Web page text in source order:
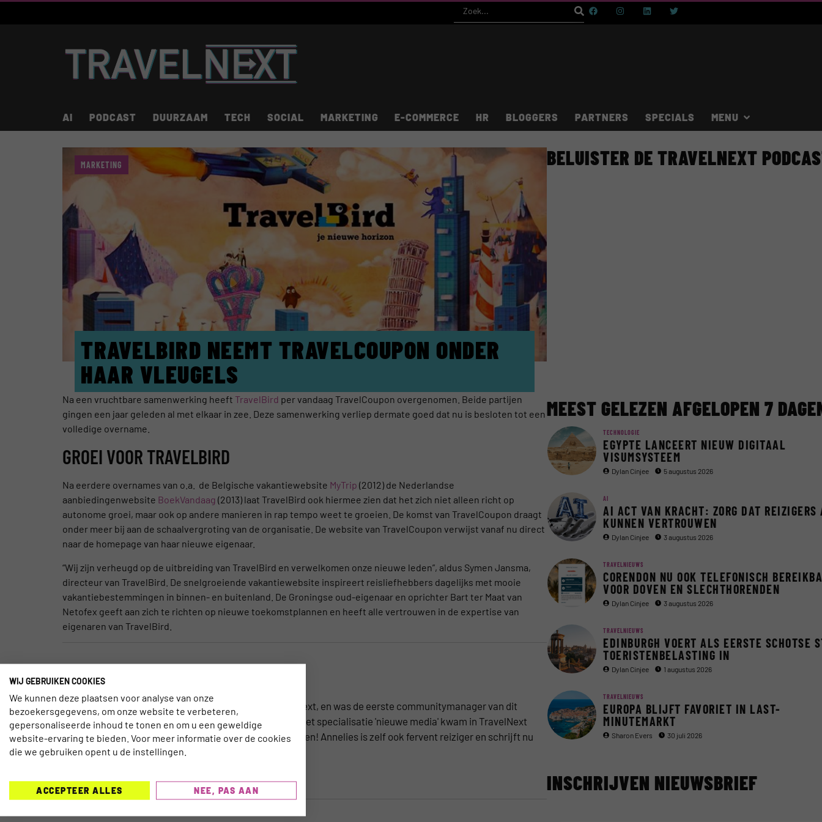
AI PODCAST DUURZAAM TECH SOCIAL MARKETING E-COMMERCE HR BLOGGERS PARTNERS SPECIALS
TRAVELBIRD NEEMT TRAVELCOUPON ONDER
HAAR VLEUGELS
MARKETING
Na een vruchtbare samenwerking heeft TravelBird per vandaag TravelCoupon overgenomen. Beide partijen
gingen een jaar geleden al met elkaar in zee. Deze samenwerking verliep dermate goed dat nu is besloten tot een
volledige overname.
GROEI VOOR TRAVELBIRD
Na eerdere overnames van o.a. de Belgische vakantiewebsite MyTrip (2012) de Nederlandse
aanbiedingenwebsite BoekVandaag (2013) laat TravelBird ook hiermee zien dat het zich niet alleen richt op
autonome groei, maar ook op andere manieren in rap tempo weet te groeien. De komst van TravelCoupon draagt
onder meer bij aan de schaalvergroting van de organisatie. De website van TravelCoupon verwijst vanaf nu direct
naar de homepage van haar nieuwe eigenaar.
“Wij zijn verheugd op de uitbreiding van TravelBird en verwelkomen onze nieuwe leden”, aldus Symen Jansma,
directeur van TravelBird. De snelgroeiende vakantiewebsite inspireert reisliefhebbers dagelijks met mooie
vakantiebestemmingen in binnen- en buitenland. De Groningse oud-eigenaar en oprichter Bart ter Maat van
Netofex geeft aan zich te richten op nieuwe toekomstplannen en heeft alle vertrouwen in de expertise van
eigenaren van TravelBird.
ANNELIES HULSHOF
heeft aan de wieg gestaan van TravelNext, en was de eerste communitymanager van dit
kennisplatform. Na haar studie Communicatie met specialisatie 'nieuwe media' kwam in TravelNext
haar passie voor online marketing en reizen samen! Annelies is zelf ook fervent reiziger en schrijft nu
vanuit het Belgische Gent.
BELUISTER DE TRAVELNEXT
MEEST GELEZEN AFGELOPEN 7
TECHNOLOGIE
EGYPTE LANCEERT NIEUW DIGITAAL
VISUMSYSTEEM
Dylan Cinjee 5 augustus 2026
AI
AI ACT VAN KRACHT: ZORG DAT REIZIGERS
KUNNEN VERTROUWEN
Dylan Cinjee 3 augustus 2026
TRAVELNIEUWS
CORENDON NU OOK TELEFONISCH
VOOR DOVEN EN SLECHTHORENDEN
Dylan Cinjee 3 augustus 2026
TRAVELNIEUWS
EDINBURGH VOERT ALS EERSTE SCHOTSE
TOERISTENBELASTING IN
Dylan Cinjee 1 augustus 2026
TRAVELNIEUWS
EUROPA BLIJFT FAVORIET IN LAST-
MINUTEMARKT
Sharon Evers 30 juli 2026
INSCHRIJVEN NIEUWSBRIEF
WIJ GEBRUIKEN COOKIES
We kunnen deze plaatsen voor analyse van onze
bezoekersgegevens, om onze website te verbeteren,
gepersonaliseerde inhoud te tonen en om u een geweldige
website-ervaring te bieden. Voor meer informatie over de cookies
die we gebruiken opent u de instellingen.
ACCEPTEER ALLES NEE, PAS AAN